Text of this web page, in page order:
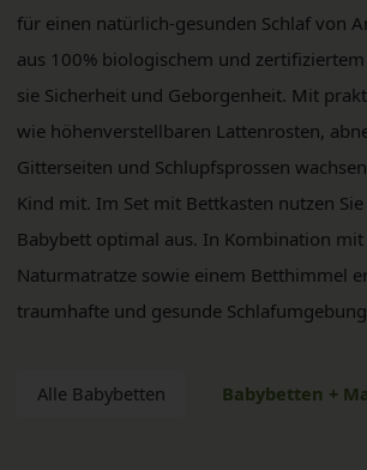
für einen natürlich-gesunden Schlaf von
aus 100% biologischem und
sie Sicherheit und Geborgenheit. Mit
wie höhenverstellbaren Lattenrosten,
Gitterseiten und Schlupfsprossen
Kind mit. Im Set mit Bettkasten nutzen
Babybett optimal aus. In Kombination
Naturmatratze sowie einem Betthimmel
traumhafte und gesunde
Alle Babybetten Babybetten +